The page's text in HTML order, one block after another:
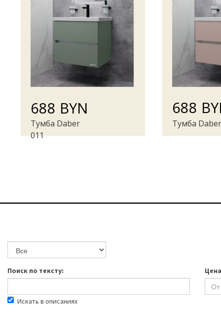
Поиск по тексту:
Искать в описаниях
688 BYN
Тумба Daber
011
688
Тумба